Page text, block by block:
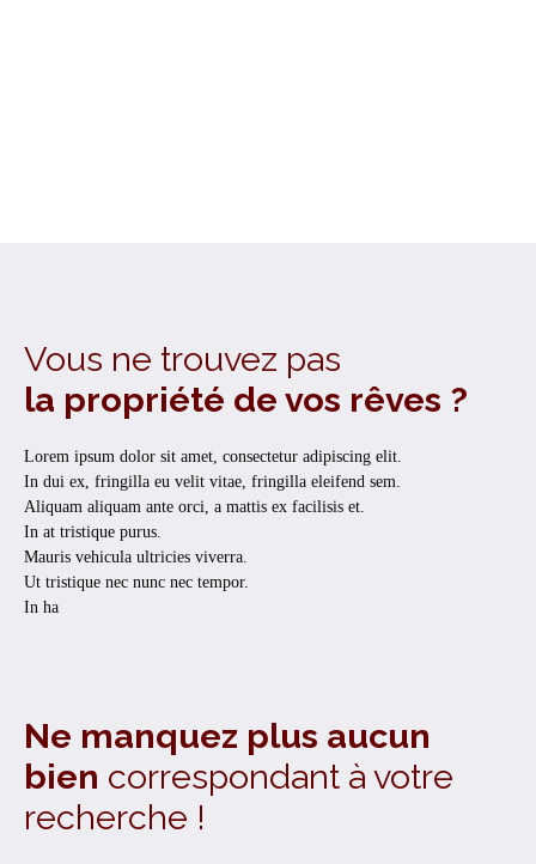
Vous ne trouvez pas
la propriété de vos rêves ?
Lorem ipsum dolor sit amet, consectetur adipiscing elit.
In dui ex, fringilla eu velit vitae, fringilla eleifend sem.
Aliquam aliquam ante orci, a mattis ex facilisis et.
In at tristique purus.
Mauris vehicula ultricies viverra.
Ut tristique nec nunc nec tempor.
In ha
Ne manquez plus aucun
bien correspondant à votre
recherche !